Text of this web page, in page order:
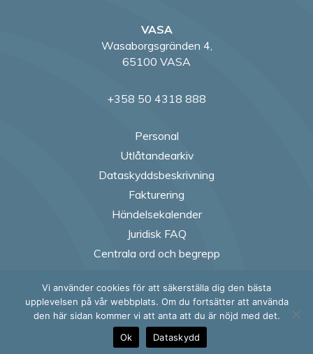
VASA
Wasaborgsgränden 4,
65100 VASA
+358 50 4318 888
Personal
Utlåtandearkiv
Dataskyddsbeskrivning
Fakturering
Händelsekalender
Juridisk FAQ
Centrala ord och begrepp
Follow us on
Follow us on
Follow
Vi använder cookies för att säkerställa dig den bästa
upplevelsen på vår webbplats. Om du fortsätter att använda
den här sidan kommer vi att anta att du är nöjd med det.
Ok
Dataskydd